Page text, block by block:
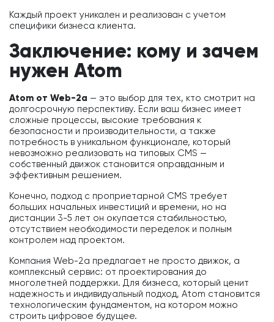
Каждый проект уникален и реализован с учетом
специфики бизнеса клиента.
Заключение: кому и зачем
нужен Atom
Atom от Web-2a — это выбор для тех, кто смотрит на
долгосрочную перспективу. Если ваш бизнес имеет
сложные процессы, высокие требования к
безопасности и производительности, а также
потребность в уникальном функционале, который
невозможно реализовать на типовых CMS —
собственный движок становится оправданным и
эффективным решением.
Конечно, подход с проприетарной CMS требует
больших начальных инвестиций и времени, но на
дистанции 3-5 лет он окупается стабильностью,
отсутствием необходимости переделок и полным
контролем над проектом.
Компания Web-2a предлагает не просто движок, а
комплексный сервис: от проектирования до
многолетней поддержки. Для бизнеса, который ценит
надежность и индивидуальный подход, Atom становится
технологическим фундаментом, на котором можно
строить цифровое будущее.